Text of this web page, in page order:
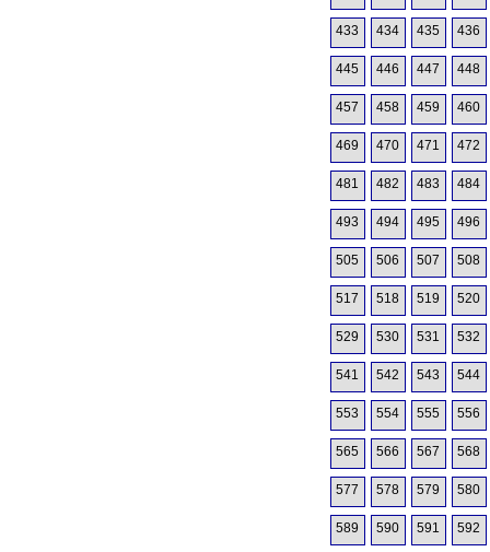
433 434 435 436
445 446 447 448
457 458 459 460
469 470 471 472
481 482 483 484
493 494 495 496
505 506 507 508
517 518 519 520
529 530 531 532
541 542 543 544
553 554 555 556
565 566 567 568
577 578 579 580
589 590 591 592